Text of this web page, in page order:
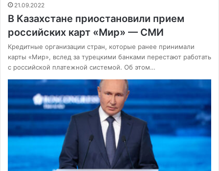
21.09.2022
В Казахстане приостановили прием
российских карт «Мир» — СМИ
Кредитные организации стран, которые ранее принимали
карты «Мир», вслед за турецкими банками перестают работать
с российской платежной системой. Об этом…